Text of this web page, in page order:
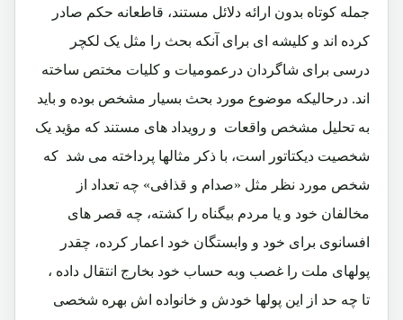
جمله کوتاه بدون ارائه دلائل مستند، قاطعانه حکم صادر
کرده اند و کلیشه ای برای آنکه بحث را مثل یک لکچر
درسی برای شاگردان درعمومیات و کلیات مختص ساخته
اند. درحالیکه موضوع مورد بحث بسیار مشخص بوده و باید
به تحلیل مشخص واقعات و رویداد های مستند که مؤید یک
شخصیت دیکتاتور است، با ذکر مثالها پرداخته می شد که
شخص مورد نظر مثل «صدام و قذافی» چه تعداد از
مخالفان خود و یا مردم بیگناه را کشته، چه قصر های
افسانوی برای خود و وابستگان خود اعمار کرده، چقدر
پولهای ملت را غصب وبه حساب خود بخارج انتقال داده ،
تا چه حد از این پولها خودش و خانواده اش بهره شخصی